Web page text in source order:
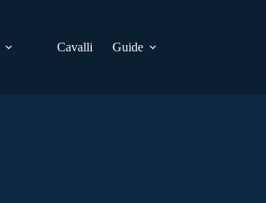
Cavalli Guide